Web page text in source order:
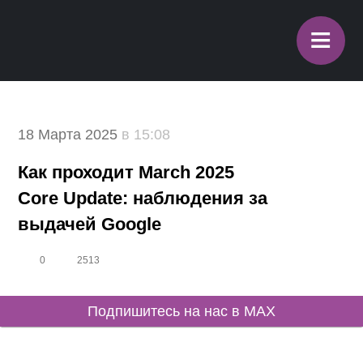
≡
18 Марта 2025 в 15:08
Как проходит March 2025
Core Update: наблюдения за
выдачей Google
0 2513
Подпишитесь на нас в MAX